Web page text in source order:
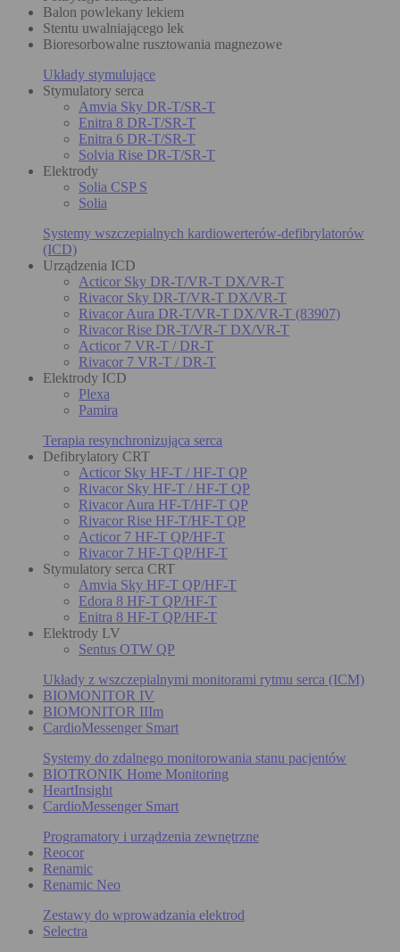
Balon powlekany lekiem
Stentu uwalniającego lek
Bioresorbowalne rusztowania magnezowe
Układy stymulujące
Stymulatory serca
Amvia Sky DR-T/SR-T
Enitra 8 DR-T/SR-T
Enitra 6 DR-T/SR-T
Solvia Rise DR-T/SR-T
Elektrody
Solia CSP S
Solia
Systemy wszczepialnych kardiowerterów-defibrylatorów
(ICD)
Urządzenia ICD
Acticor Sky DR-T/VR-T DX/VR-T
Rivacor Sky DR-T/VR-T DX/VR-T
Rivacor Aura DR-T/VR-T DX/VR-T (83907)
Rivacor Rise DR-T/VR-T DX/VR-T
Acticor 7 VR-T / DR-T
Rivacor 7 VR-T / DR-T
Elektrody ICD
Plexa
Pamira
Terapia resynchronizująca serca
Defibrylatory CRT
Acticor Sky HF-T / HF-T QP
Rivacor Sky HF-T / HF-T QP
Rivacor Aura HF-T/HF-T QP
Rivacor Rise HF-T/HF-T QP
Acticor 7 HF-T QP/HF-T
Rivacor 7 HF-T QP/HF-T
Stymulatory serca CRT
Amvia Sky HF-T QP/HF-T
Edora 8 HF-T QP/HF-T
Enitra 8 HF-T QP/HF-T
Elektrody LV
Sentus OTW QP
Układy z wszczepialnymi monitorami rytmu serca (ICM)
BIOMONITOR IV
BIOMONITOR IIIm
CardioMessenger Smart
Systemy do zdalnego monitorowania stanu pacjentów
BIOTRONIK Home Monitoring
HeartInsight
CardioMessenger Smart
Programatory i urządzenia zewnętrzne
Reocor
Renamic
Renamic Neo
Zestawy do wprowadzania elektrod
Selectra